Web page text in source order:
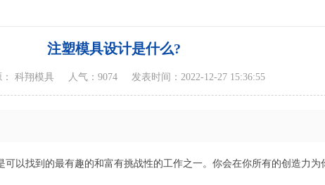
注塑模具设计是什么?
科翔模具 人气：9074 发表时间：2022-12-27 15:36:55
以找到的最有趣的和富有挑战性的工作之一。你会在你所有的创造力为